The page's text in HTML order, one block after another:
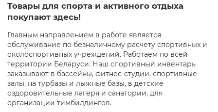
Товары для спорта и активного отдыха
покупают здесь!
Главным направлением в работе является
обслуживание по безналичному расчету спортивных и
околоспортивных учреждений. Работаем по всей
территории Беларуси. Наш спортивный инвентарь
заказывают в бассейны, фитнес-студии, спортивные
залы, на турбазы и лыжные базы, в детские
оздоровительные лагеря и санатории, для
организации тимбилдингов.